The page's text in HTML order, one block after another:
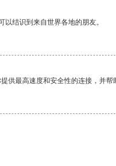
结识到来自世界各地的朋友。
供最高速度和安全性的连接，并帮